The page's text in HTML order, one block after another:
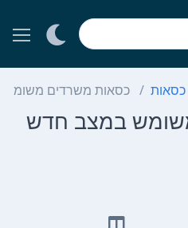
כסאות כסאות משרדים
במצב חדש